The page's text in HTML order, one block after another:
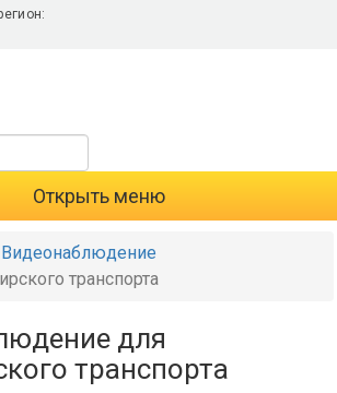
Открыть меню
Видеонаблюдение
транспорта
для
транспорта